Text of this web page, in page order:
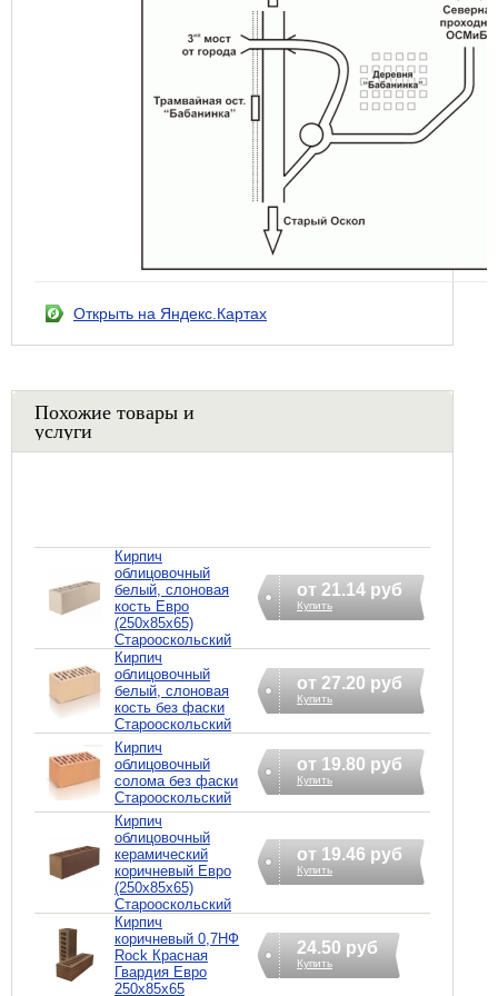
Открыть на Яндекс.Картах
Похожие товары и
услуги
Кирпич
облицовочный
белый, слоновая
кость Евро
(250х85х65)
Старооскольский
от 21.14 руб
Купить
Кирпич
облицовочный
белый, слоновая
кость без фаски
Старооскольский
от 27.20 руб
Купить
Кирпич
облицовочный
солома без фаски
Старооскольский
от 19.80 руб
Купить
Кирпич
облицовочный
керамический
коричневый Евро
(250х85х65)
Старооскольский
от 19.46 руб
Купить
Кирпич
коричневый 0,7НФ
Rock Красная
Гвардия Евро
250х85х65
24.50 руб
Купить